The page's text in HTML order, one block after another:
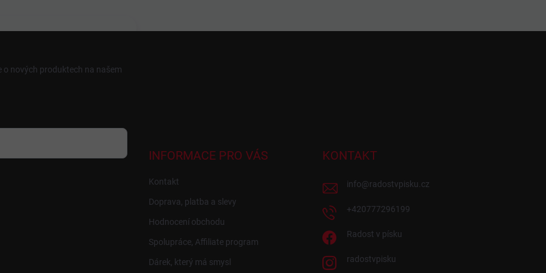
o nových produktech na našem
INFORMACE PRO VÁS
Kontakt
Doprava, platba a slevy
Hodnocení obchodu
Spolupráce, Affiliate program
Dárek, který má smysl
KONTAKT
info@radostvpisku.cz
+420777296199
Radost v písku
radostvpisku